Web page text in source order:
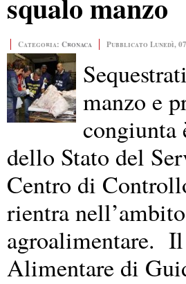
Categoria: Cronaca Pubblicato Lunedì,
manzo e
congiunta
dello Stato del
Centro di
rientra
agroalimentare. Il
Alimentare di